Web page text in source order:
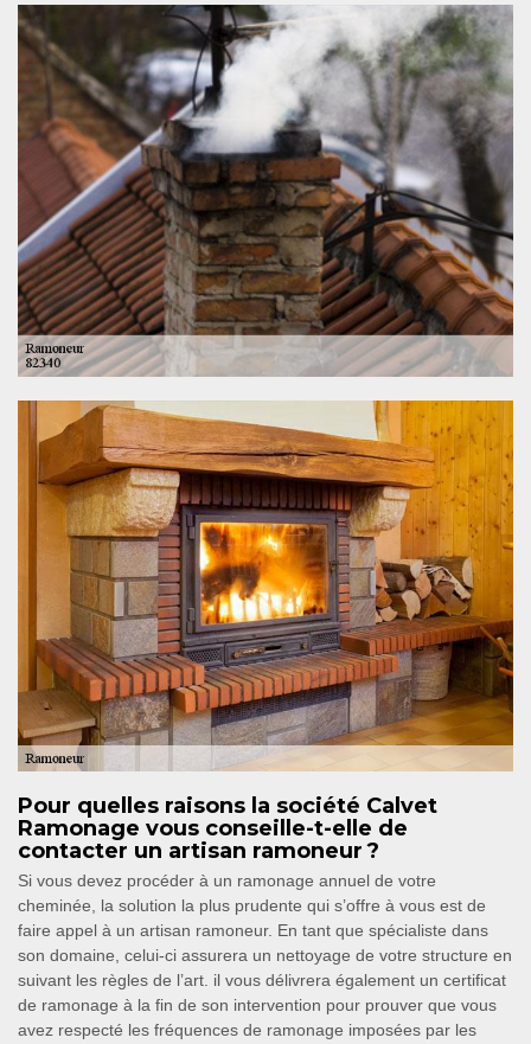
Pour quelles raisons la société Calvet
Ramonage vous conseille-t-elle de
contacter un artisan ramoneur ?
Si vous devez procéder à un ramonage annuel de votre
cheminée, la solution la plus prudente qui s’offre à vous est de
faire appel à un artisan ramoneur. En tant que spécialiste dans
son domaine, celui-ci assurera un nettoyage de votre structure en
suivant les règles de l’art. il vous délivrera également un certificat
de ramonage à la fin de son intervention pour prouver que vous
avez respecté les fréquences de ramonage imposées par les